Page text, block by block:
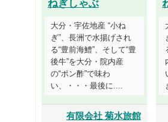
ねぎしゃぶ
大分・宇佐地産 “小ね
ぎ”、長洲で水揚げされ
る“豊前海鱧”、そして“豊
後牛”を大分・院内産
の“ポン酢”で味わ
い、・・・最後に....
有限会社 菊水旅館